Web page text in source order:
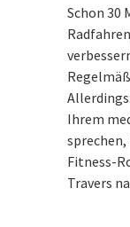
Schon 30
Ihrem
sprechen,
Fitness-
Travers